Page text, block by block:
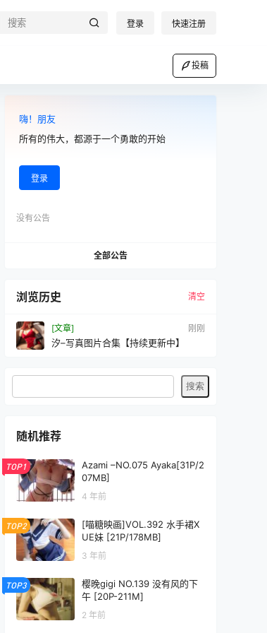
登录 快速注册
投稿
嗨！朋友
所有的伟大，都源于一个勇敢的开始
登录
没有公告
全部公告
浏览历史 清空
[文章] 刚刚
汐–写真图片合集【持续更新中】
随机推荐
TOP1
Azami –NO.075 Ayaka[31P/2
07MB]
4 年前
TOP2
[喵糖映画]VOL.392 水手裙X
UE妹 [21P/178MB]
3 年前
TOP3
樱晚gigi NO.139 没有风的下
午 [20P-211M]
2 年前